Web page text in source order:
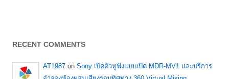
RECENT COMMENTS
AT1987 on Sony เปิดตัวหูฟังแบบเปิด MDR-MV1 และบริการ